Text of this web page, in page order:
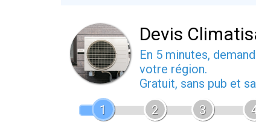
Devis
En 5 minutes,
votre région.
Gratuit, sans pub et
1
2 3